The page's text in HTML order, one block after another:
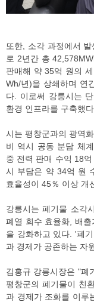
또한, 소각 과정에서
로 2년간 총
판매해 약 35억 원의
Wh/년)을 상쇄하며 연
다. 이로써 강릉시는
환경 인프라를 구축했
시는 평창군과의 광역
비 역시 공동 분담 체
중 전력 판매 수익 18
시 부담은 약 34억 원
효율성이 45％ 이상 개
강릉시는 폐기물 소각
폐열 회수 효율화, 배
을 강화하고 있다. '폐
과 경제가 공존하는 자
김홍규 강릉시장은 "폐
평창군의 폐기물이 친
과 경제가 조화를 이루